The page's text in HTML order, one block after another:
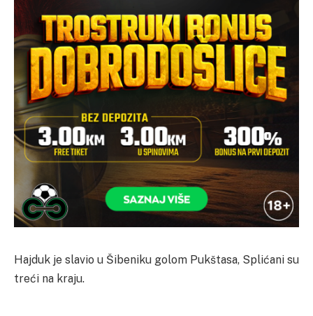
Hajduk je slavio u Šibeniku golom Pukštasa, Splićani su
treći na kraju.